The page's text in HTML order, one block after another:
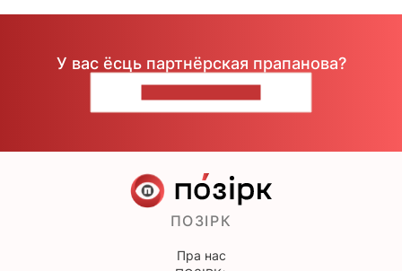
У вас ёсць партнёрская прапанова?
ПОЗІРК
Пра нас